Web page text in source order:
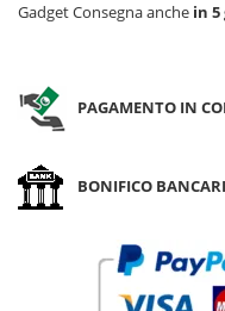
Gadget Consegna anche in
PAGAMENTO IN
BONIFICO